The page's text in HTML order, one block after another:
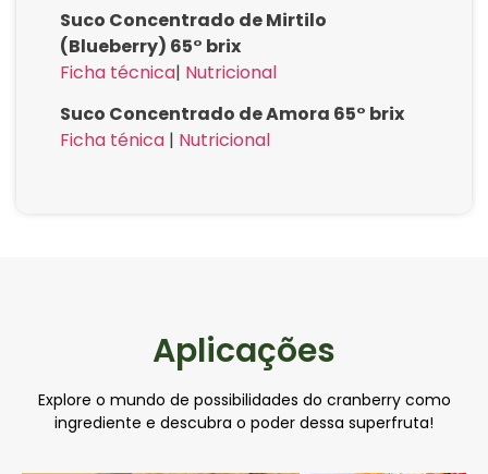
Suco Concentrado de Mirtilo
(Blueberry) 65° brix
Ficha técnica| Nutricional
Suco Concentrado de Amora 65° brix
Ficha ténica | Nutricional
Aplicações
Explore o mundo de possibilidades do cranberry como
ingrediente e descubra o poder dessa superfruta!